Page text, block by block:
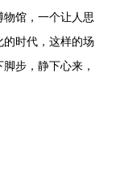
馆，一个让人思
时代，这样的场
步，静下心来，